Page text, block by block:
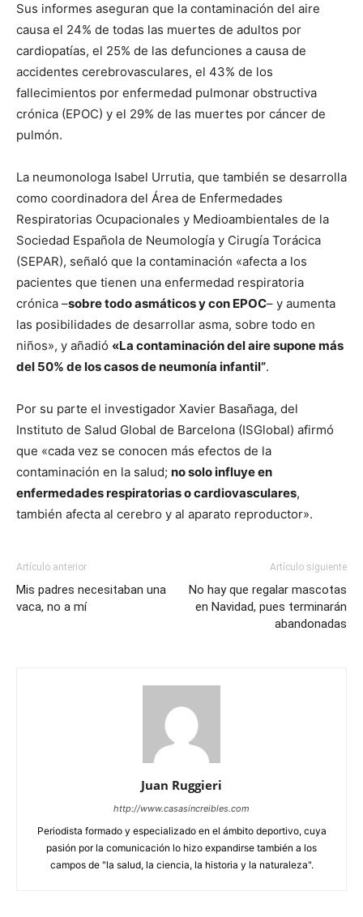
Sus informes aseguran que la contaminación del aire
causa el 24% de todas las muertes de adultos por
cardiopatías, el 25% de las defunciones a causa de
accidentes cerebrovasculares, el 43% de los
fallecimientos por enfermedad pulmonar obstructiva
crónica (EPOC) y el 29% de las muertes por cáncer de
pulmón.
La neumonologa Isabel Urrutia, que también se desarrolla
como coordinadora del Área de Enfermedades
Respiratorias Ocupacionales y Medioambientales de la
Sociedad Española de Neumología y Cirugía Torácica
(SEPAR), señaló que la contaminación «afecta a los
pacientes que tienen una enfermedad respiratoria
crónica –sobre todo asmáticos y con EPOC– y aumenta
las posibilidades de desarrollar asma, sobre todo en
niños», y añadió «La contaminación del aire supone más
del 50% de los casos de neumonía infantil”.
Por su parte el investigador Xavier Basañaga, del
Instituto de Salud Global de Barcelona (ISGlobal) afirmó
que «cada vez se conocen más efectos de la
contaminación en la salud; no solo influye en
enfermedades respiratorias o cardiovasculares,
también afecta al cerebro y al aparato reproductor».
Artículo anterior
Mis padres necesitaban una
vaca, no a mí
Artículo siguiente
No hay que regalar mascotas
en Navidad, pues terminarán
abandonadas
Juan Ruggieri
http://www.casasincreibles.com
Periodista formado y especializado en el ámbito deportivo, cuya
pasión por la comunicación lo hizo expandirse también a los
campos de "la salud, la ciencia, la historia y la naturaleza".